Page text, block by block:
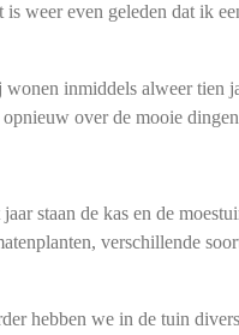
is weer even geleden dat ik
wonen inmiddels alweer tien
opnieuw over de mooie
staan de kas en de
verschillende
hebben we in de tuin